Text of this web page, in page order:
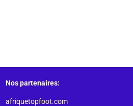
Nos partenaires:
afriquetopfoot.com